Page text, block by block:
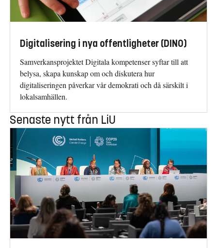
Digitalisering i nya offentligheter (DINO)
Samverkansprojektet Digitala kompetenser syftar till att
belysa, skapa kunskap om och diskutera hur
digitaliseringen påverkar vår demokrati och då särskilt i
lokalsamhällen.
Senaste nytt från LiU